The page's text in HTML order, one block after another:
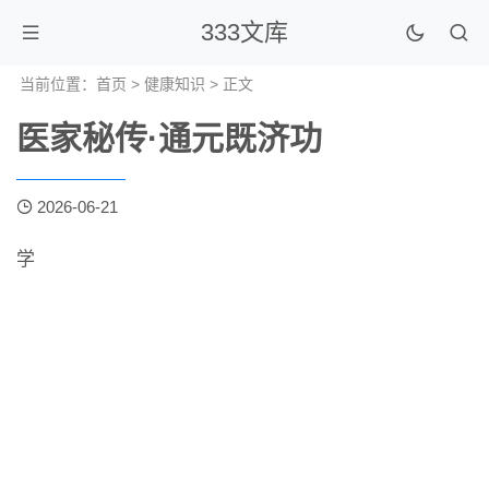
333文库
当前位置： 首页 > 健康知识 > 正文
医家秘传·通元既济功
2026-06-21
学